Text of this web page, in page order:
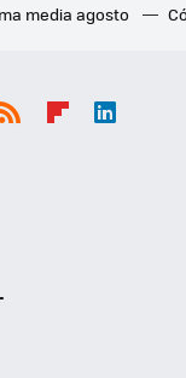
media agosto